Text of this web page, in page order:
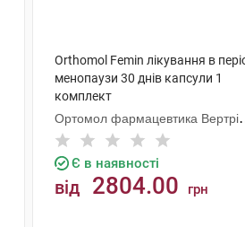
Orthomol Femin лікування в
менопаузи 30 днів капсули 1
комплект
Ортомол фармацевтика
ГмбХ
Є в наявності
від 2804.00 грн